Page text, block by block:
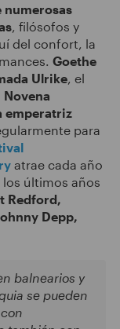
numerosas
, filósofos y
del confort, la
Goethe
Ulrike , el
Novena
emperatriz
para
atrae cada año
últimos años
Redford,
Depp,
balnearios y
se pueden